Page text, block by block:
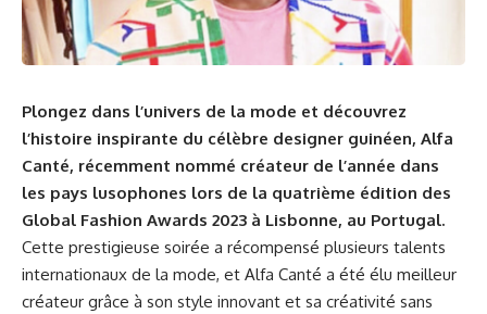
Plongez dans l’univers de la mode et découvrez
l’histoire inspirante​ du célèbre designer guinéen, Alfa
Canté, récemment nommé créateur de l’année dans
les ⁣pays lusophones lors de la quatrième édition des
Global​ Fashion⁤ Awards 2023 à Lisbonne, au Portugal.
Cette prestigieuse soirée a récompensé plusieurs talents
internationaux de la mode, et Alfa Canté a été⁤ élu meilleur
⁤créateur grâce à son ⁣style innovant et sa créativité sans